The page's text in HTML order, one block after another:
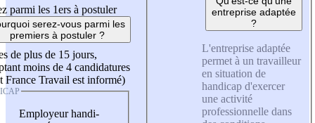
parmi les 1ers à postuler
serez-vous parmi les
premiers à postuler ?
de plus de 15 jours,
moins de 4 candidatures
France Travail est informé)
Employeur handi-
entreprise adaptée
?
L'entreprise adaptée
permet à un travailleur
en situation de
handicap d'exercer
une activité
professionnelle dans